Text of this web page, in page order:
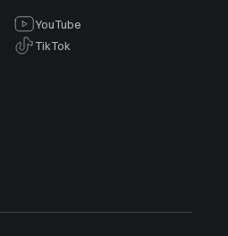
YouTube
TikTok